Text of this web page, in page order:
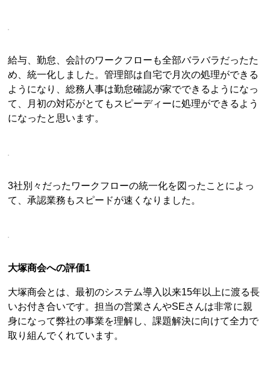
給与、勤怠、会計のワークフローも全部バラバラだったた
め、統一化しました。管理部は自宅で月次の処理ができる
ようになり、総務人事は勤怠確認が家でできるようになっ
て、月初の対応がとてもスピーディーに処理ができるよう
になったと思います。
3社別々だったワークフローの統一化を図ったことによっ
て、承認業務もスピードが速くなりました。
大塚商会への評価1
大塚商会とは、最初のシステム導入以来15年以上に渡る長
いお付き合いです。担当の営業さんやSEさんは非常に親
身になって弊社の事業を理解し、課題解決に向けて全力で
取り組んでくれています。